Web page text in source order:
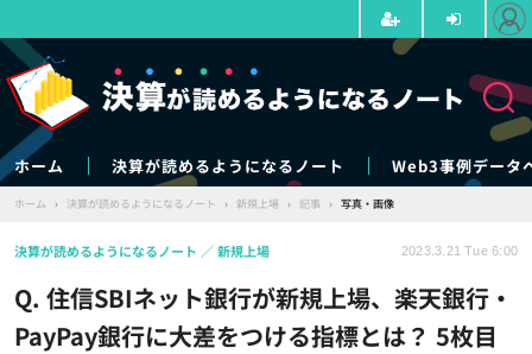
ホーム 決算が読めるようになるノート Web3事例データ
ホーム › 決算が読めるようになるノート › 新規上場 › 記事 › 写真・画像
Q. 住信SBIネット銀行が新規上場、楽天銀行・
PayPay銀行に大差をつける指標とは？ 5枚目
決算が読めるようになるノート 新規上場 2023.3.21 Tue 6:00